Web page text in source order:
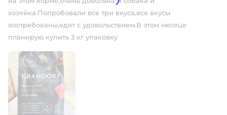
хозяйка.Попробовали все три вкуса,все вкусы
востребованы,едят с удовольствием.В этом месяце
планирую купить 3 кг упаковку